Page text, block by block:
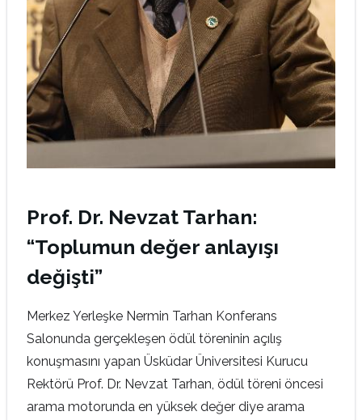
Prof. Dr. Nevzat Tarhan:
“Toplumun değer anlayışı
değişti”
Merkez Yerleşke Nermin Tarhan Konferans
Salonunda gerçekleşen ödül töreninin açılış
konuşmasını yapan Üsküdar Üniversitesi Kurucu
Rektörü Prof. Dr. Nevzat Tarhan, ödül töreni öncesi
arama motorunda en yüksek değer diye arama